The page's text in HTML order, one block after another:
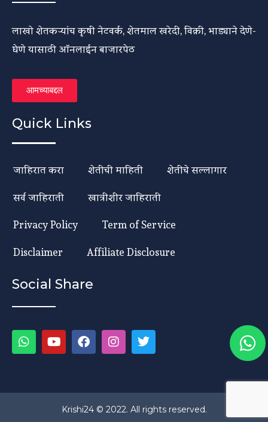
लाखो शेतकऱ्यांच कृषी नेटवर्क, शेतमाल खरेदी, विक्री, भाड्याने देणे-
घेणे यासाठी ऑनलाईन बाजारपेठ
आमच्याबद्दल
Quick Links
जाहिरात करा शेतीची माहिती
शेतीचे सल्लागार
सर्व जाहिराती
खात्रीशीर जाहिराती
Privacy Policy
Term of Service
Disclaimer
Affiliate Disclosure
Social Share
Krishi24 © 2022. All rights reserved.